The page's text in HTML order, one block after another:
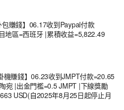
包賺錢】06.17收到Paypal付款
地區=西班牙 |累積收益=5,822.49
機賺錢】06.23收到JMPT付款=20.65
宛 |出金門檻=0.5 JMPT |下線獎勵
USD(自2025年8月25日起停止月